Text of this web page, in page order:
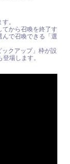
。
から召喚を終了す
で召喚できる「選
クアップ」枠が設
場します。